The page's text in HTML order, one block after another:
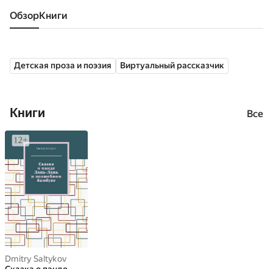
Обзор книги
Детская проза и поэзия Виртуальный рассказчик
Книги Все
Dmitry Saltykov